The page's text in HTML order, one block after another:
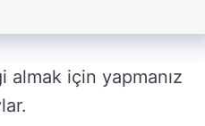
almak için yapmanız